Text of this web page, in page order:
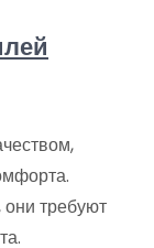
они требуют